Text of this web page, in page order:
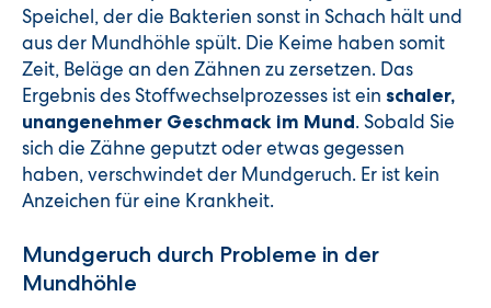
Speichel, der die Bakterien sonst in Schach hält und
aus der Mundhöhle spült. Die Keime haben somit
Zeit, Beläge an den Zähnen zu zersetzen. Das
Ergebnis des Stoffwechselprozesses ist ein schaler,
unangenehmer Geschmack im Mund. Sobald Sie
sich die Zähne geputzt oder etwas gegessen
haben, verschwindet der Mundgeruch. Er ist kein
Anzeichen für eine Krankheit.
Mundgeruch durch Probleme in der
Mundhöhle